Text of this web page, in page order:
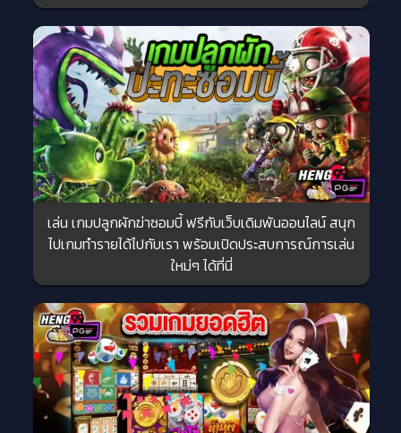
เล่น เกมปลูกผักฆ่าซอมบี้ ฟรีกับเว็บเดิมพันออนไลน์ สนุก
ไปเกมทำรายได้ไปกับเรา พร้อมเปิดประสบการณ์การเล่น
ใหม่ๆ ได้ที่นี่